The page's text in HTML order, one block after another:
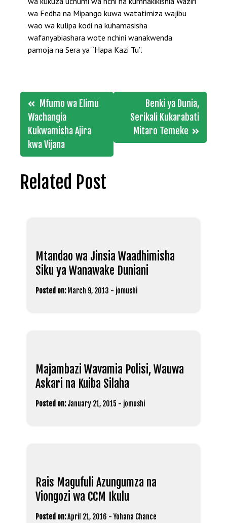
wa Fedha na Mipango kuwa watatimiza wajibu
wao wa kulipa kodi na kuhamasisha
wafanyabiashara wote nchini wanakwenda
pamoja na Sera ya “Hapa Kazi Tu”.
Post
navigation
Mfumo wa Elimu
Wachangia
Kukwamisha Ajira
kwa Vijana
Benki ya Dunia,
Serikali Kukarabati
Mitaro Temeke
Related Post
Mtandao wa Jinsia Waadhimisha
Siku ya Wanawake Duniani
Posted on: March 9, 2013 - jomushi
Majambazi Wavamia Polisi, Wauwa
Askari na Kuiba Silaha
Posted on: January 21, 2015 - jomushi
Rais Magufuli Azungumza na
Viongozi wa CCM Ikulu
Posted on:April 21, 2016 - Yohana Chance